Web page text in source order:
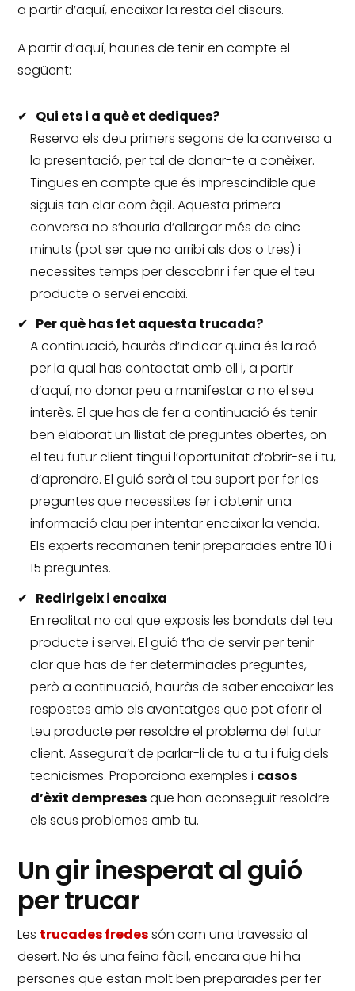
a partir d’aquí, encaixar la resta del discurs.
A partir d’aquí, hauries de tenir en compte el
següent:
Qui ets i a què et dediques?
Reserva els deu primers segons de la conversa a
la presentació, per tal de donar-te a conèixer.
Tingues en compte que és imprescindible que
siguis tan clar com àgil.Aquesta primera
conversa no s’hauria d’allargar més de cinc
minuts (pot ser que no arribi als dos o tres) i
necessites temps per descobrir i fer que el teu
producte o servei encaixi.
Per què has fet aquesta trucada?
A continuació, hauràs d’indicar quina és la raó
per la qual has contactat amb ell i, a partir
d’aquí, no donar peu a manifestar o no el seu
interès.El que has de fer a continuació és tenir
ben elaborat un llistat de preguntes obertes, on
el teu futur client tingui l’oportunitat d’obrir-se i tu,
d’aprendre.El guió serà el teu suport per fer les
preguntes que necessites fer i obtenir una
informació clau per intentar encaixar la venda.
Els experts recomanen tenir preparades entre 10 i
15 preguntes.
Redirigeix ​​i encaixa
En realitat no cal que exposis les bondats del teu
producte i servei.El guió t’ha de servir per tenir
clar que has de fer determinades preguntes,
però a continuació, hauràs de saber encaixar les
respostes amb els avantatges que pot oferir el
teu producte per resoldre el problema del futur
client.Assegura’t de parlar-li de tu a tu i fuig dels
tecnicismes.Proporciona exemples i casos
d’èxit dempresesque han aconseguit resoldre
els seus problemes amb tu.
Un gir inesperat al guió
per trucar
Les trucades fredessón com una travessia al
desert.No és una feina fàcil, encara que hi ha
persones que estan molt ben preparades per fer-